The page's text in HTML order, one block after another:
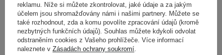
reklamu. Níže si můžete zkontrolovat, jaké údaje a za jakým
účelem jsou shromažďovány námi i našimi partnery. Můžete se
také rozhodnout, zda a komu povolíte zpracování údajů (kromě
nezbytných funkčních údajů). Souhlas můžete kdykoli odvolat
odstraněním cookies z Vašeho prohlížeče. Více informací
naleznete v Zásadách ochrany soukromí